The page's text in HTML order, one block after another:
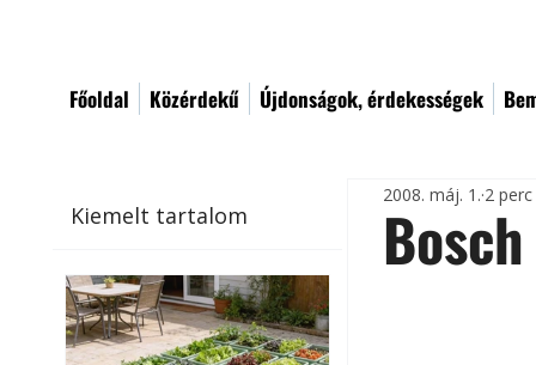
Főoldal Közérdekű Újdonságok, érdekességek
Kiemelt tartalom Bosch
2008. máj. 1. 2